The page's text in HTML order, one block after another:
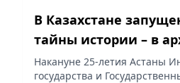
В Казахстане
тайны истории – в
Накануне 25-летия Астаны
государства и